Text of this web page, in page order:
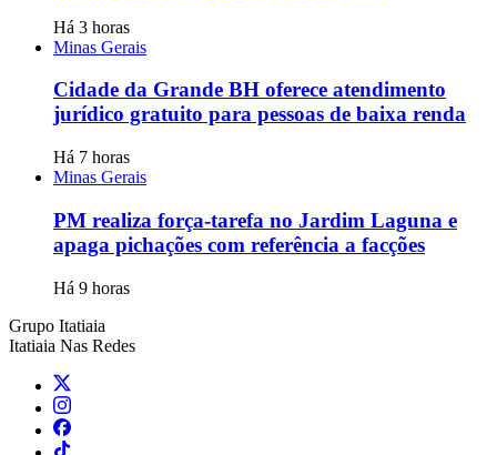
Há 3 horas
Minas Gerais
Cidade da Grande BH oferece atendimento
jurídico gratuito para pessoas de baixa renda
Há 7 horas
Minas Gerais
PM realiza força-tarefa no Jardim Laguna e
apaga pichações com referência a facções
Há 9 horas
Grupo Itatiaia
Itatiaia Nas Redes